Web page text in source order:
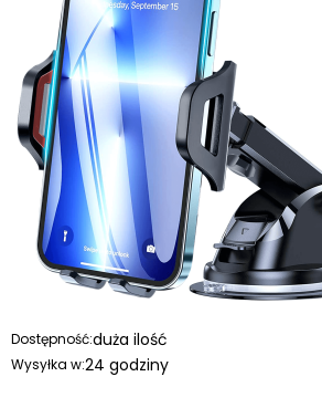
Dostępność:duża ilość
Wysyłka w:24 godziny